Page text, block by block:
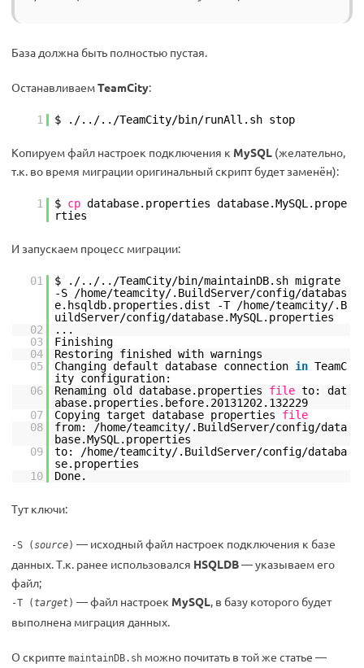
База должна быть полностью пустая.
ОстанавливаемTeamCity:
1 $ ./../.. /TeamCity/bin/runAll .sh stop
Копируем файл настроек подключения к MySQL (желательно,
т.к. во время миграции оригинальный скрипт будет заменён):
1 $ cp database.properties database.MySQL.prope
rties
И запускаем процесс миграции:
01 $ ./../.. /TeamCity/bin/maintainDB.sh migrate
-S
/home/teamcity/.BuildServer/config/databas
e.hsqldb.properties.dist -T /home/teamcity/.B
uildServer/config/database.MySQL.properties
02
...
03
Finishing
04
Restoring finished with warnings
05
Changing default database connection in TeamC
ity configuration:
06
Renaming old database.properties file to: dat
abase.properties.before.20131202.132229
07
Copying target database properties file
08
from: /home/teamcity/.BuildServer/config/data
base.MySQL.properties
09
to: /home/teamcity/.BuildServer/config/databa
se.properties
10
Done.
Тут ключи:
-S (source) — исходный файл настроек подключения к базе
данных. Т.к. ранее использовался HSQLDB— указываем его
файл;
-T ( target) — файл настроек MySQL, в базу которого будет
выполнена миграция данных.
О скрипте maintainDB.sh можно почитать в той же статье —